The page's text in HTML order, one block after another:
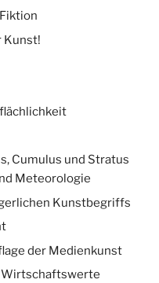
Kunst!
Cumulus und Stratus
Meteorologie
Kunstbegriffs
der Medienkunst
Wirtschaftswerte